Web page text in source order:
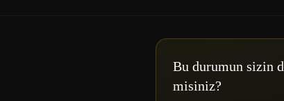
Bu durumun sizin
misiniz?